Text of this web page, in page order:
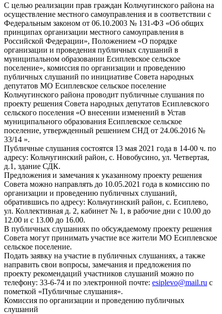
С целью реализации прав граждан Кольчугинского района на
осуществление местного самоуправления и в соответствии с
Федеральным законом от 06.10.2003 № 131-ФЗ «Об общих
принципах организации местного самоуправления в
Российской Федерации», Положением «О порядке
организации и проведения публичных слушаний в
муниципальном образовании Есиплевское сельское
поселение», комиссия по организации и проведению
публичных слушаний по инициативе Совета народных
депутатов МО Есиплевское сельское поселение
Кольчугинского района проводит публичные слушания по
проекту решения Совета народных депутатов Есиплевского
сельского поселения «О внесении изменений в Устав
муниципального образования Есиплевское сельское
поселение, утвержденный решением СНД от 24.06.2016 №
33/14 ».
Публичные слушания состоятся 13 мая 2021 года в 14-00 ч. по
адресу: Кольчугинский район, с. Новобусино, ул. Четвертая,
д.1, здание СДК.
Предложения и замечания к указанному проекту решения
Совета можно направлять до 10.05.2021 года в комиссию по
организации и проведению публичных слушаний,
обратившись по адресу: Кольчугинский район, с. Есиплево,
ул. Коллективная д. 2, кабинет № 1, в рабочие дни с 10.00 до
12.00 и с 13.00 до 16.00.
В публичных слушаниях по обсуждаемому проекту решения
Совета могут принимать участие все жители МО Есиплевское
сельское поселение.
Подать заявку на участие в публичных слушаниях, а также
направить свои вопросы, замечания и предложения по
проекту рекомендаций участников слушаний можно по
телефону: 33-6-74 и по электронной почте: esiplevo@mail.ru с
пометкой «Публичные слушания».
Комиссия по организации и проведению публичных
слушаний